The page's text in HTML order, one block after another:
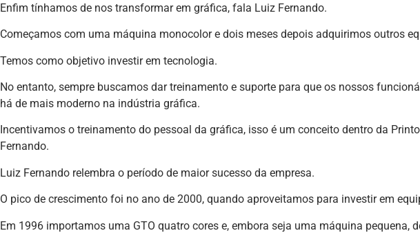
Enfim tínhamos de nos transformar em gráfica, fala Luiz Fernando.
Começamos com uma máquina monocolor e dois meses depois adquirimos outros
Temos como objetivo investir em tecnologia.
No entanto, sempre buscamos dar treinamento e suporte para que os nossos
há de mais moderno na indústria gráfica.
Incentivamos o treinamento do pessoal da gráfica, isso é um conceito dentro da
Fernando.
Luiz Fernando relembra o período de maior sucesso da empresa.
O pico de crescimento foi no ano de 2000, quando aproveitamos para investir em
Em 1996 importamos uma GTO quatro cores e, embora seja uma máquina pequena,